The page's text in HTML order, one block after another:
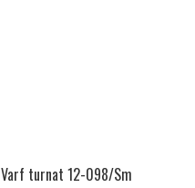
Varf turnat 12-098/Sm